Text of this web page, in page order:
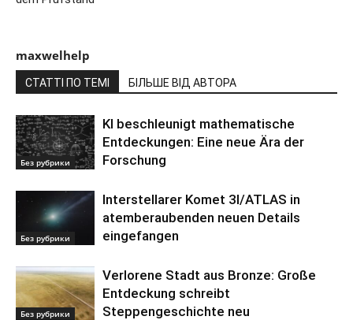
maxwelhelp
СТАТТІ ПО ТЕМІ БІЛЬШЕ ВІД АВТОРА
Без рубрики
KI beschleunigt mathematische
Entdeckungen: Eine neue Ära der
Forschung
Без рубрики
Interstellarer Komet 3I/ATLAS in
atemberaubenden neuen Details
eingefangen
Без рубрики
Verlorene Stadt aus Bronze: Große
Entdeckung schreibt
Steppengeschichte neu